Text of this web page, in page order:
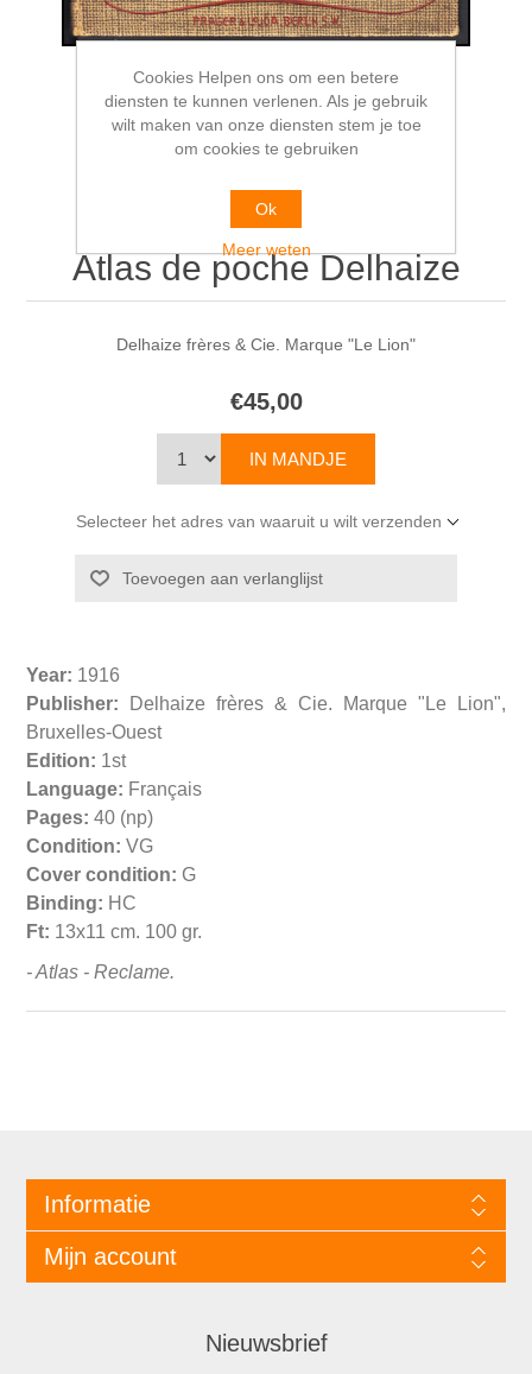
Atlas de poche Delhaize
Delhaize frères & Cie. Marque "Le Lion"
€45,00
Selecteer het adres van waaruit u wilt verzenden
Year: 1916
Publisher: Delhaize frères & Cie. Marque "Le Lion",
Bruxelles-Ouest
Edition: 1st
Language: Français
Pages: 40 (np)
Condition: VG
Cover condition: G
Binding: HC
Ft: 13x11 cm. 100 gr.
- Atlas - Reclame.
Informatie
Mijn account
Nieuwsbrief
Cookies Helpen ons om een betere
diensten te kunnen verlenen. Als je gebruik
wilt maken van onze diensten stem je toe
om cookies te gebruiken
Ok
Meer weten